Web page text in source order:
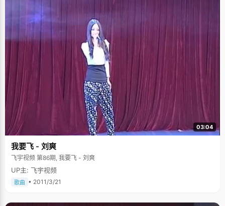
03:04
我要飞 - 刘爽
飞宇视频 第86期, 我要飞 - 刘爽
UP主: 飞宇视频
歌曲 • 2011/3/21